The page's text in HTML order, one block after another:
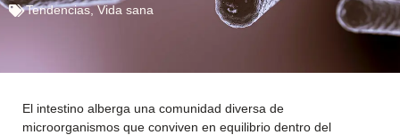
Tendencias,Vida sana
El intestino alberga una comunidad diversa de
microorganismos que conviven en equilibrio dentro del